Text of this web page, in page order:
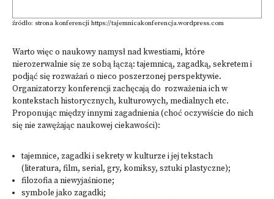
źródło: strona konferencji https://tajemnicakonferencja.wordpress.com
Warto więc o naukowy namysł nad kwestiami, które
nierozerwalnie się ze sobą łączą: tajemnicą, zagadką, sekretem i
podjąć się rozważań o nieco poszerzonej perspektywie.
Organizatorzy konferencji zachęcają do rozważenia ich w
kontekstach historycznych, kulturowych, medialnych etc.
Proponując między innymi zagadnienia (choć oczywiście do nich
się nie zawężając naukowej ciekawości):
tajemnice, zagadki i sekrety w kulturze i jej tekstach
(literatura, film, serial, gry, komiksy, sztuki plastyczne);
filozofia a niewyjaśnione;
symbole jako zagadki;